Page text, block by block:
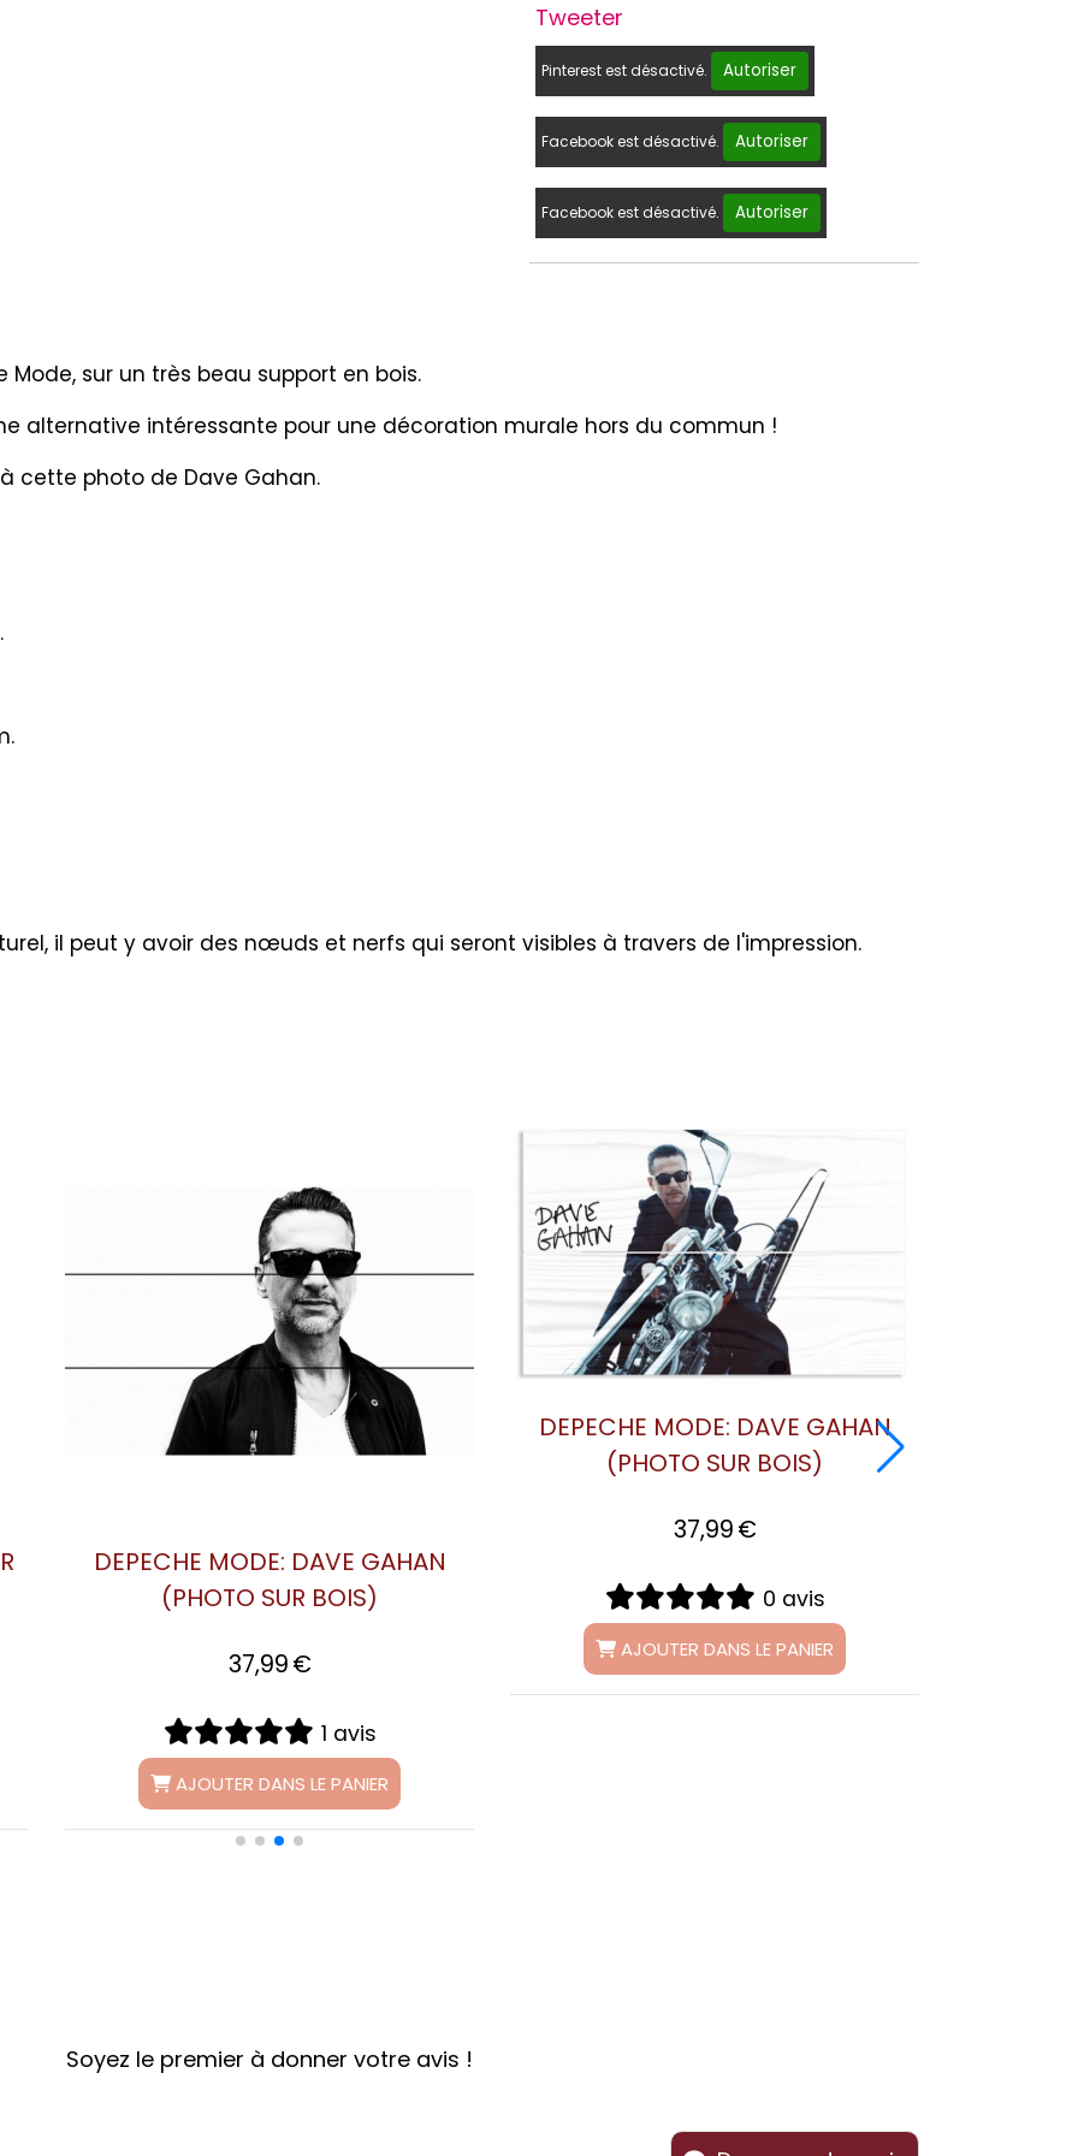
Tweeter
Pinterest est désactivé. Autoriser
Facebook est désactivé. Autoriser
Facebook est désactivé. Autoriser
sur un très beau support en bois.
alternative intéressante pour une décoration murale hors du commun !
cette photo de Dave Gahan.
il peut y avoir des nœuds et nerfs qui seront visibles à travers de l'impression.
DAVE GAHAN (PHOTO SUR BOIS
- ÉDITION DELUXE)
31,99€
1 avis
AJOUTER DANS LE PANIER
BOIS - ÉDITION DELUXE)
31,99€
Soyez le premier à donner votre avis !